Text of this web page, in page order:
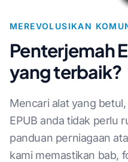
MEREVOLUSIKAN
Penterjemah
yang terbaik?
Mencari alat yang
EPUB anda tidak perlu
panduan perniagaan
kami memastikan bab,